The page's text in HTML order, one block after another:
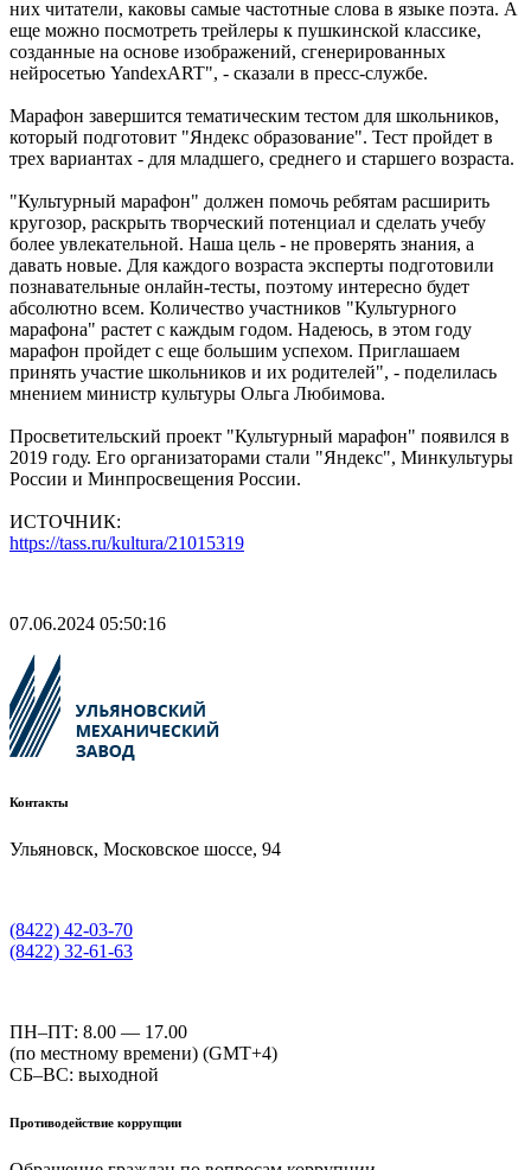
них читатели, каковы самые частотные слова в языке поэта. А
еще можно посмотреть трейлеры к пушкинской классике,
созданные на основе изображений, сгенерированных
нейросетью YandexART", - сказали в пресс-службе.
Марафон завершится тематическим тестом для школьников,
который подготовит "Яндекс образование". Тест пройдет в
трех вариантах - для младшего, среднего и старшего возраста.
"Культурный марафон" должен помочь ребятам расширить
кругозор, раскрыть творческий потенциал и сделать учебу
более увлекательной. Наша цель - не проверять знания, а
давать новые. Для каждого возраста эксперты подготовили
познавательные онлайн-тесты, поэтому интересно будет
абсолютно всем. Количество участников "Культурного
марафона" растет с каждым годом. Надеюсь, в этом году
марафон пройдет с еще большим успехом. Приглашаем
принять участие школьников и их родителей", - поделилась
мнением министр культуры Ольга Любимова.
Просветительский проект "Культурный марафон" появился в
2019 году. Его организаторами стали "Яндекс", Минкультуры
России и Минпросвещения России.
ИСТОЧНИК:
https://tass.ru/kultura/21015319
07.06.2024 05:50:16
Контакты
Ульяновск, Московское шоссе, 94
(8422) 42-03-70
(8422) 32-61-63
ПН–ПТ: 8.00 — 17.00
(по местному времени) (GMT+4)
СБ–ВС: выходной
Противодействие коррупции